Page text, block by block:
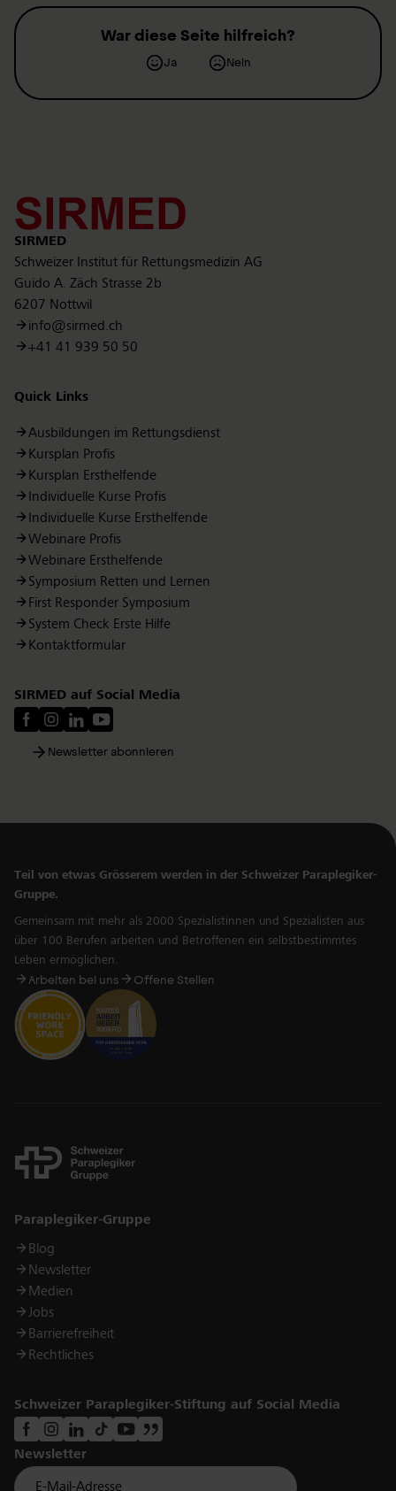
War diese Seite hilfreich?
Ja Nein
Kontakt
SIRMED
Schweizer Institut für Rettungsmedizin AG
Guido A. Zäch Strasse 2b
6207 Nottwil
info@sirmed.ch
+41 41 939 50 50
Quick Links
Ausbildungen im Rettungsdienst
Kursplan Profis
Kursplan Ersthelfende
Individuelle Kurse Profis
Individuelle Kurse Ersthelfende
Webinare Profis
Webinare Ersthelfende
Symposium Retten und Lernen
First Responder Symposium
System Check Erste Hilfe
Kontaktformular
SIRMED auf Social Media
Newsletter abonnieren
Teil von etwas Grösserem werden in der Schweizer Paraplegiker-
Gruppe.
Gemeinsam mit mehr als 2000 Spezialistinnen und Spezialisten aus
über 100 Berufen arbeiten und Betroffenen ein selbstbestimmtes
Leben ermöglichen.
Arbeiten bei uns Offene Stellen
Links
Paraplegiker-Gruppe
Blog
Newsletter
Medien
Jobs
Barrierefreiheit
Rechtliches
Schweizer Paraplegiker-Stiftung auf Social Media
Newsletter